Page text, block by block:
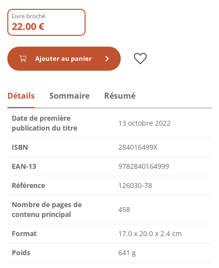
Livre broché
22.00 €
Ajouter au panier
Détails Sommaire Résumé
Date de première
publication du titre
13 octobre 2022
ISBN 284016499X
EAN-13 9782840164999
Référence 126030-78
Nombre de pages de
contenu principal
458
Format 17.0 x 20.0 x 2.4 cm
Poids 641 g